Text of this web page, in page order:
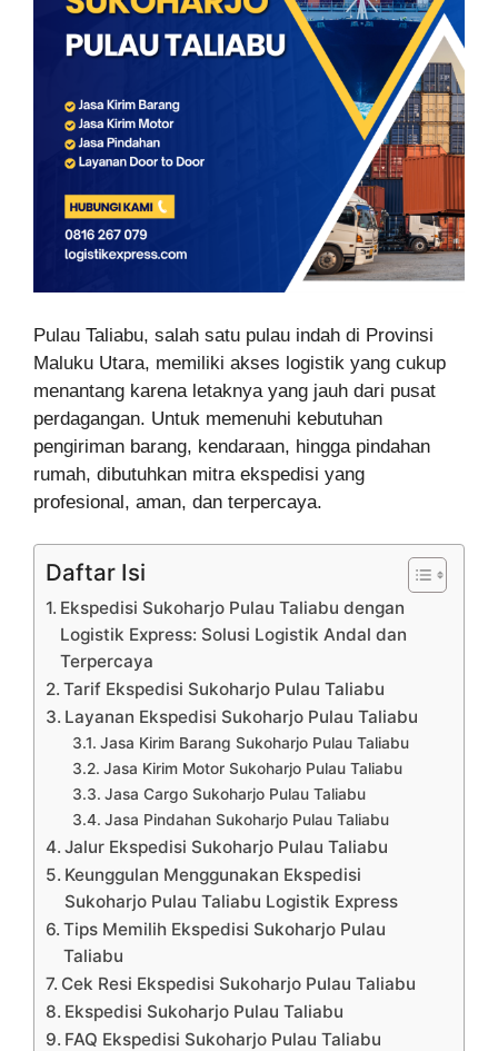
Pulau Taliabu, salah satu pulau indah di Provinsi
Maluku Utara, memiliki akses logistik yang cukup
menantang karena letaknya yang jauh dari pusat
perdagangan. Untuk memenuhi kebutuhan
pengiriman barang, kendaraan, hingga pindahan
rumah, dibutuhkan mitra ekspedisi yang
profesional, aman, dan terpercaya.
Daftar Isi
Ekspedisi Sukoharjo Pulau Taliabu dengan
Logistik Express: Solusi Logistik Andal dan
Terpercaya
Tarif Ekspedisi Sukoharjo Pulau Taliabu
Layanan Ekspedisi Sukoharjo Pulau Taliabu
Jasa Kirim Barang Sukoharjo Pulau Taliabu
Jasa Kirim Motor Sukoharjo Pulau Taliabu
Jasa Cargo Sukoharjo Pulau Taliabu
Jasa Pindahan Sukoharjo Pulau Taliabu
Jalur Ekspedisi Sukoharjo Pulau Taliabu
Keunggulan Menggunakan Ekspedisi
Sukoharjo Pulau Taliabu Logistik Express
Tips Memilih Ekspedisi Sukoharjo Pulau
Taliabu
Cek Resi Ekspedisi Sukoharjo Pulau Taliabu
Ekspedisi Sukoharjo Pulau Taliabu
FAQ Ekspedisi Sukoharjo Pulau Taliabu